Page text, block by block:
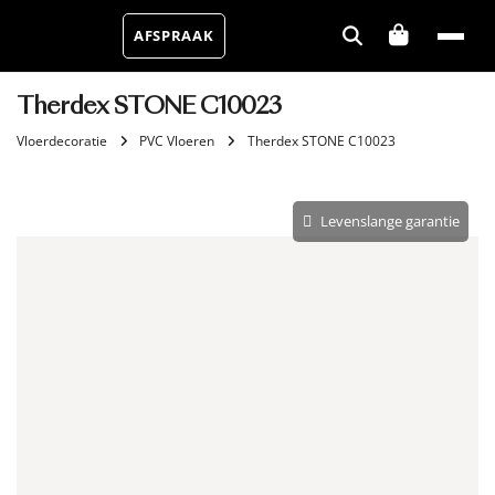
AFSPRAAK
Therdex STONE C10023
Vloerdecoratie PVC Vloeren Therdex STONE C10023
Levenslange garantie